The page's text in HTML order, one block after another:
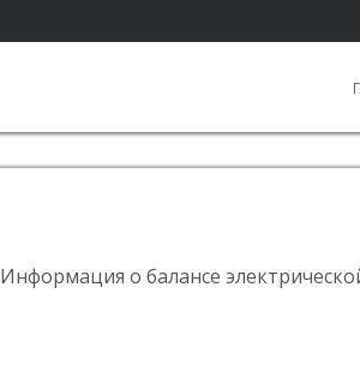
Информация о балансе